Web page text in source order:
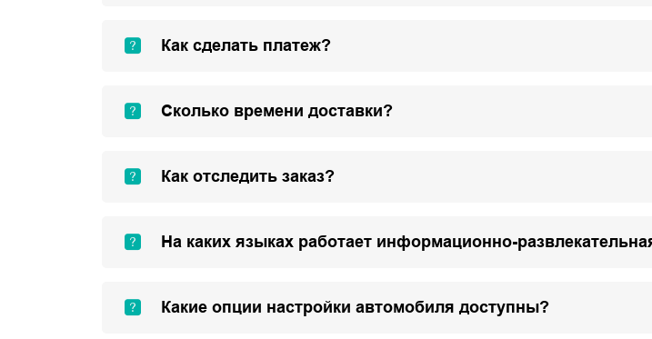
Как сделать платеж?
Сколько времени доставки?
Как отследить заказ?
На каких языках работает информационно-
Какие опции настройки автомобиля доступны?